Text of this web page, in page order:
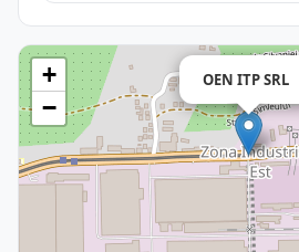
OEN ITP SRL
+
−